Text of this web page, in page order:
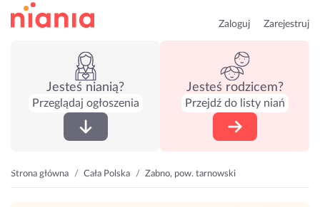
Zaloguj Zarejestruj
Jesteś nianią?
Przeglądaj ogłoszenia
Jesteś rodzicem?
Przejdź do listy niań
Strona główna Cała Polska Żabno, pow. tarnowski